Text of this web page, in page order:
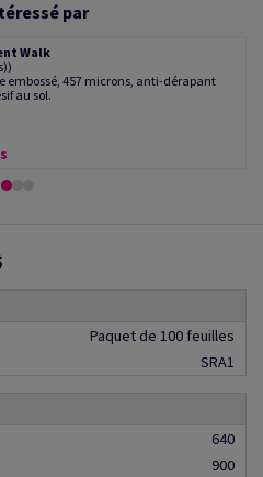
par
Walk
embossé, 457 microns, anti-dérapant
au sol.
Paquet de 100 feuilles
SRA1
640
900